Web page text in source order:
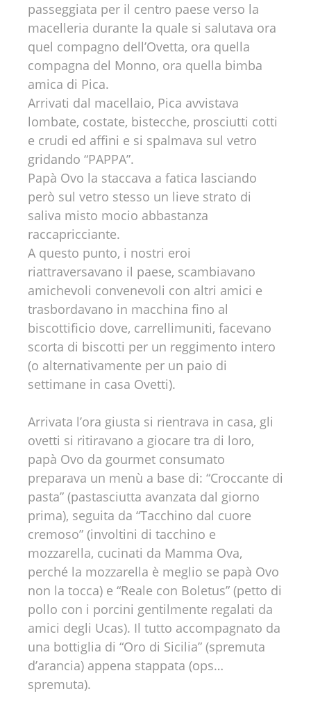
passeggiata per il centro paese verso la
macelleria durante la quale si salutava ora
quel compagno dell’Ovetta, ora quella
compagna del Monno, ora quella bimba
amica di Pica.
Arrivati dal macellaio, Pica avvistava
lombate, costate, bistecche, prosciutti cotti
e crudi ed affini e si spalmava sul vetro
gridando “PAPPA”.
Papà Ovo la staccava a fatica lasciando
però sul vetro stesso un lieve strato di
saliva misto mocio abbastanza
raccapricciante.
A questo punto, i nostri eroi
riattraversavano il paese, scambiavano
amichevoli convenevoli con altri amici e
trasbordavano in macchina fino al
biscottificio dove, carrellimuniti, facevano
scorta di biscotti per un reggimento intero
(o alternativamente per un paio di
settimane in casa Ovetti).
Arrivata l’ora giusta si rientrava in casa, gli
ovetti si ritiravano a giocare tra di loro,
papà Ovo da gourmet consumato
preparava un menù a base di: “Croccante di
pasta” (pastasciutta avanzata dal giorno
prima), seguita da “Tacchino dal cuore
cremoso” (involtini di tacchino e
mozzarella, cucinati da Mamma Ova,
perché la mozzarella è meglio se papà Ovo
non la tocca) e “Reale con Boletus” (petto di
pollo con i porcini gentilmente regalati da
amici degli Ucas). Il tutto accompagnato da
una bottiglia di “Oro di Sicilia” (spremuta
d’arancia) appena stappata (ops…
spremuta).